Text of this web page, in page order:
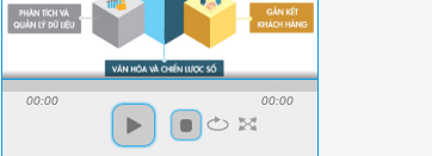
00:00 00:00